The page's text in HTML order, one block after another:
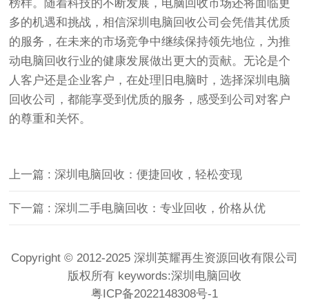
榜样。随着科技的不断发展，电脑回收市场还将面临更
多的机遇和挑战，相信深圳电脑回收公司会凭借其优质
的服务，在未来的市场竞争中继续保持领先地位，为推
动电脑回收行业的健康发展做出更大的贡献。无论是个
人客户还是企业客户，在处理旧电脑时，选择深圳电脑
回收公司，都能享受到优质的服务，感受到公司对客户
的尊重和关怀。
上一篇 : 深圳电脑回收：便捷回收，轻松变现
下一篇 : 深圳二手电脑回收：专业回收，价格从优
Copyright © 2012-2025 深圳英耀再生资源回收有限公司
版权所有 keywords:深圳电脑回收
粤ICP备2022148308号-1